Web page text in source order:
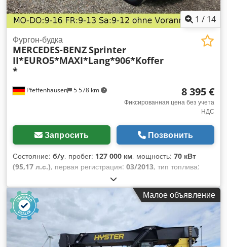
небесно-голубой Базовая рама: Черный
1 / 14
Pfeffenhausen 5 578 km
Фургон-будка
MERCEDES-BENZSprinter
II*EURO5*MAXI*Lang*906*Koffer
*
8 395 €
Фиксированная цена без учета
НДС
Запросить Позвонить
Состояние: б/у, пробег: 127 000 км, мощность: 70 кВт
(95,17 л.с.), первая регистрация: 03/2013, тип топлива:
, цвет:
автоматический, класс выбросов:Евро 5, количество
мест:2, объем грузового пространства:17 м³, длина
грузового отсека:
, ширина пространства для
загрузки:
2 000 мм , высота грузового отсека: 2 000 мм
Оборудование:
ABS, сажевый фильтр, центральный
замок, электронная программа стабилизации (ESP),
Малое объявление